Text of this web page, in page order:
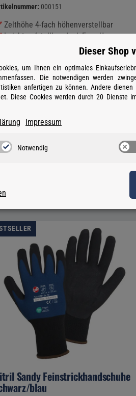
000151
Zelthöhe 4-fach höhenverstellbar
Leicht aufstellbar dank Easy-Up
€*
Sofort verfügbar
Sandy Feinstrickhandschuhe
blau
Dieser Shop
um Ihnen ein optimales
Die notwendigen werden
anfertigen zu können. Andere
Diese Cookies werden durch 20 Dienste
Impressum
Notwendig